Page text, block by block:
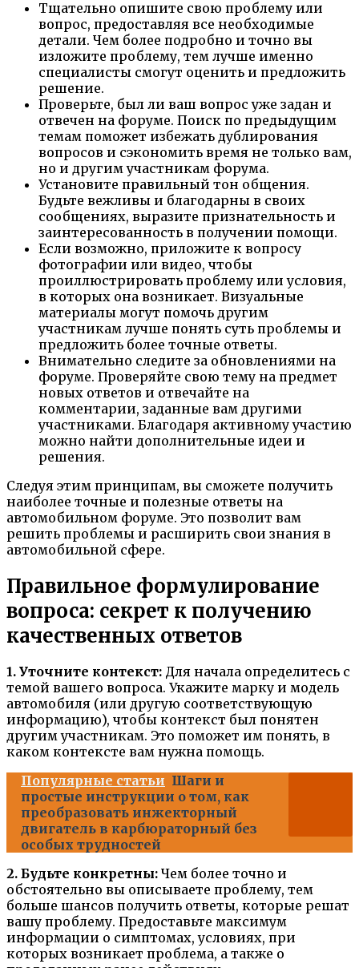
Тщательно опишите свою проблему или
вопрос, предоставляя все необходимые
детали. Чем более подробно и точно вы
изложите проблему, тем лучше именно
специалисты смогут оценить и предложить
решение.
Проверьте, был ли ваш вопрос уже задан и
отвечен на форуме. Поиск по предыдущим
темам поможет избежать дублирования
вопросов и сэкономить время не только вам,
но и другим участникам форума.
Установите правильный тон общения.
Будьте вежливы и благодарны в своих
сообщениях, выразите признательность и
заинтересованность в получении помощи.
Если возможно, приложите к вопросу
фотографии или видео, чтобы
проиллюстрировать проблему или условия,
в которых она возникает. Визуальные
материалы могут помочь другим
участникам лучше понять суть проблемы и
предложить более точные ответы.
Внимательно следите за обновлениями на
форуме. Проверяйте свою тему на предмет
новых ответов и отвечайте на
комментарии, заданные вам другими
участниками. Благодаря активному участию
можно найти дополнительные идеи и
решения.
Следуя этим принципам, вы сможете получить
наиболее точные и полезные ответы на
автомобильном форуме. Это позволит вам
решить проблемы и расширить свои знания в
автомобильной сфере.
Правильное формулирование
вопроса: секрет к получению
качественных ответов
1. Уточните контекст: Для начала определитесь с
темой вашего вопроса. Укажите марку и модель
автомобиля (или другую соответствующую
информацию), чтобы контекст был понятен
другим участникам. Это поможет им понять, в
каком контексте вам нужна помощь.
Популярные статьи Шаги и
простые инструкции о том, как
преобразовать инжекторный
двигатель в карбюраторный без
особых трудностей
2. Будьте конкретны: Чем более точно и
обстоятельно вы описываете проблему, тем
больше шансов получить ответы, которые решат
вашу проблему. Предоставьте максимум
информации о симптомах, условиях, при
которых возникает проблема, а также о